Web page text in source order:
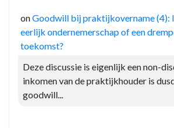
onGoodwill bij praktijkovername (4):
eerlijk ondernemerschap of een
toekomst?
Deze discussie is eigenlijk een non-
inkomen van de praktijkhouder is
goodwill...